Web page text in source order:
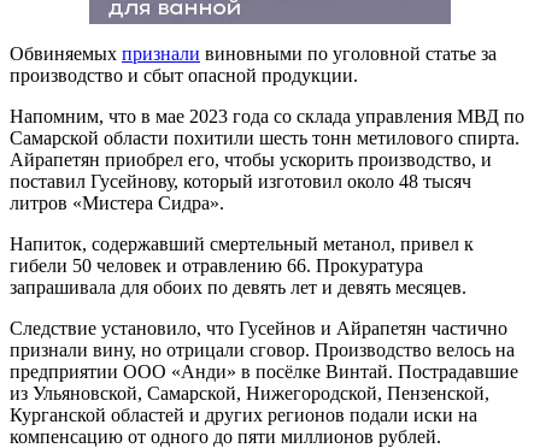
Обвиняемых признали виновными по уголовной статье за
производство и сбыт опасной продукции.
Напомним, что в мае 2023 года со склада управления МВД по
Самарской области похитили шесть тонн метилового спирта.
Айрапетян приобрел его, чтобы ускорить производство, и
поставил Гусейнову, который изготовил около 48 тысяч
литров «Мистера Сидра».
Напиток, содержавший смертельный метанол, привел к
гибели 50 человек и отравлению 66. Прокуратура
запрашивала для обоих по девять лет и девять месяцев.
Следствие установило, что Гусейнов и Айрапетян частично
признали вину, но отрицали сговор. Производство велось на
предприятии ООО «Анди» в посёлке Винтай. Пострадавшие
из Ульяновской, Самарской, Нижегородской, Пензенской,
Курганской областей и других регионов подали иски на
компенсацию от одного до пяти миллионов рублей.